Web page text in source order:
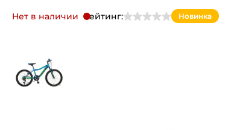
Нет в наличии Рейтинг: Новинка